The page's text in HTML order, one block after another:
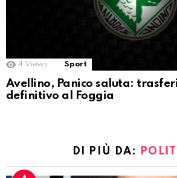
4 Views Sport
Avellino, Panico saluta:
definitivo al Foggia
DI PIÙ DA: